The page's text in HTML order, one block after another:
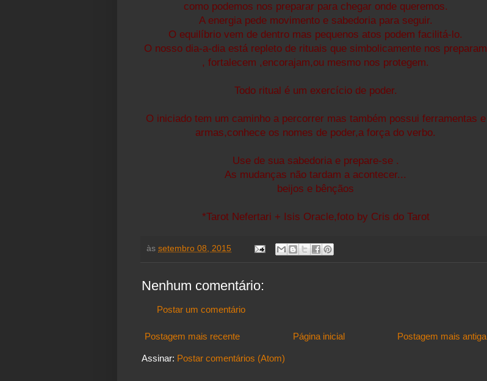
como podemos nos preparar para chegar onde queremos.
A energia pede movimento e sabedoria para seguir.
O equilíbrio vem de dentro mas pequenos atos podem facilitá-lo.
O nosso dia-a-dia está repleto de rituais que simbolicamente nos preparam
, fortalecem ,encorajam,ou mesmo nos protegem.
Todo ritual é um exercício de poder.
O iniciado tem um caminho a percorrer mas também possui ferramentas e
armas,conhece os nomes de poder,a força do verbo.
Use de sua sabedoria e prepare-se .
As mudanças não tardam a acontecer...
beijos e bênçãos
*Tarot Nefertari + Isis Oracle,foto by Cris do Tarot
às setembro 08, 2015
Nenhum comentário:
Postar um comentário
Postagem mais recente Postagem mais antiga
Página inicial
Assinar: Postar comentários (Atom)